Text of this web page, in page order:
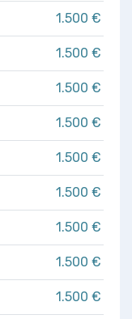
1.500 €
1.500 €
1.500 €
1.500 €
1.500 €
1.500 €
1.500 €
1.500 €
1.500 €